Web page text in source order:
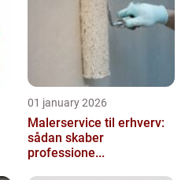
01 january 2026
Malerservice til erhverv:
sådan skaber
professione...